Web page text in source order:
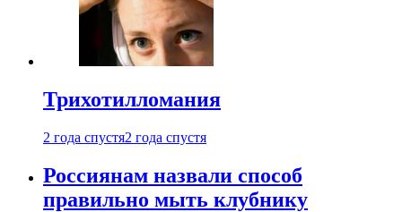
Трихотилломания
2 года спустя2 года спустя
Россиянам назвали способ
правильно мыть клубнику